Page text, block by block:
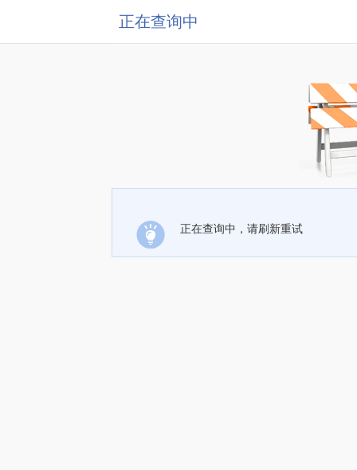
正在查询中
正在查询中，请刷新重试